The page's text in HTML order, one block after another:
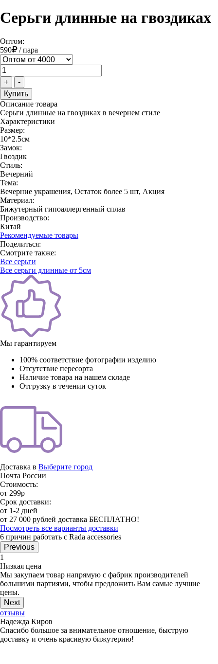
Серьги длинные на гвоздиках
Оптом:
590
/пара
+ -
Описание товара
Серьги длинные на гвоздиках в вечернем стиле
Характеристики
Размер:
10*2.5см
Замок:
Гвоздик
Стиль:
Вечерний
Тема:
Вечерние украшения, Остаток более 5 шт, Акция
Материал:
Бижутерный гипоаллергенный сплав
Производство:
Китай
Рекомендуемые товары
Поделиться:
Смотрите также:
Все серьги
Все серьги длинные от 5см
Мы гарантируем
100% соответствие фотографии изделию
Отсутствие пересорта
Наличие товара на нашем складе
Отгрузку в течении суток
Доставка в Выберите город
Почта России
Стоимость:
от 299р
Срок доставки:
от 1-2 дней
от 27 000 рублей доставка БЕСПЛАТНО!
Посмотреть все варианты доставки
6 причин работать с Rada accessories
Previous
1
Низкая цена
Мы закупаем товар напрямую с фабрик производителей
большими партиями, чтобы предложить Вам самые лучшие
цены.
Next
отзывы
Надежда Киров
Спасибо большое за внимательное отношение, быструю
доставку и очень красивую бижутерию!